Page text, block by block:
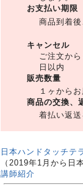
お支払い期限
商品到着
キャンセル
ご注文か
日以内
販売数量
１ヶから
商品の交換、
着払い返
日本ハンドタッチテ
（2019年1月から日
講師紹介